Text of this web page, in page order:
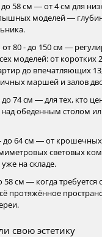
до 58 см — от 4 см для
моделей —
от 80 - до 150 см —
моделей: от коротких
до впечатляющих
маршей и залов
до 74 см — для тех, кто
обеденным столом
до 64 см — от
световых
на складе.
58 см — когда требуется
протяжённое
свою эстетику